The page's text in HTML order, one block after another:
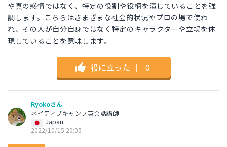
や真の感情ではなく、特定の役割や役柄を演じていることを強
調します。こちらはさまざまな社会的状況やプロの場で使わ
れ、その人が自分自身ではなく特定のキャラクターや立場を体
現していることを意味します。
役に立った ｜ 0
Ryokoさん
ネイティブキャンプ英会話講師
Japan
2022/10/15 20:05